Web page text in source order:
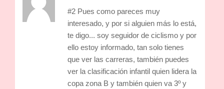
#2 Pues como pareces muy
interesado, y por si alguien más lo está,
te digo... soy seguidor de ciclismo y por
ello estoy informado, tan solo tienes
que ver las carreras, también puedes
ver la clasificación infantil quien lidera la
copa zona B y también quien va 3º y